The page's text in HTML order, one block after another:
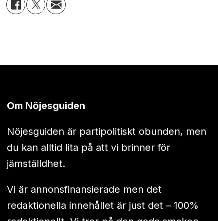
Om Nöjesguiden
Nöjesguiden är partipolitiskt obunden, men
du kan alltid lita på att vi brinner för
jämställdhet.
Vi är annonsfinansierade men det
redaktionella innehållet är just det – 100%